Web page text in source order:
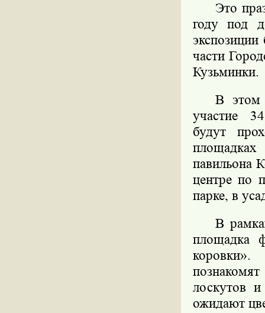
Это
году под
части
Кузьминки.
В этом
участие
будут
павильона
центре по
парке, в
В
площадка
лоскутов
ожидают